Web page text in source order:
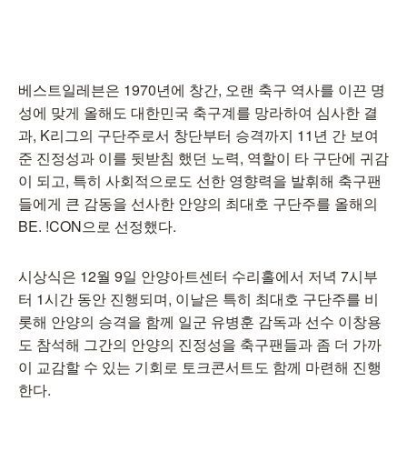
베스트일레븐은 1970년에 창간, 오랜 축구 역사를 이끈 명
성에 맞게 올해도 대한민국 축구계를 망라하여 심사한 결
과, K리그의 구단주로서 창단부터 승격까지 11년 간 보여
준 진정성과 이를 뒷받침 했던 노력, 역할이 타 구단에 귀감
이 되고, 특히 사회적으로도 선한 영향력을 발휘해 축구팬
들에게 큰 감동을 선사한 안양의 최대호 구단주를 올해의
BE. !CON으로 선정했다.
시상식은 12월 9일 안양아트센터 수리홀에서 저녁 7시부
터 1시간 동안 진행되며, 이날은 특히 최대호 구단주를 비
롯해 안양의 승격을 함께 일군 유병훈 감독과 선수 이창용
도 참석해 그간의 안양의 진정성을 축구팬들과 좀 더 가까
이 교감할 수 있는 기회로 토크콘서트도 함께 마련해 진행
한다.